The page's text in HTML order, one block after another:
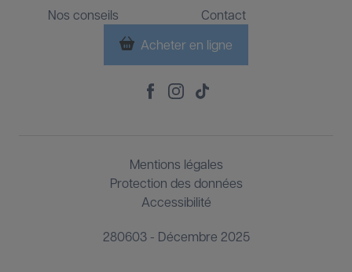
Nos conseils
Contact
Acheter en ligne
Mentions légales
Protection des données
Accessibilité
280603 - Décembre 2025